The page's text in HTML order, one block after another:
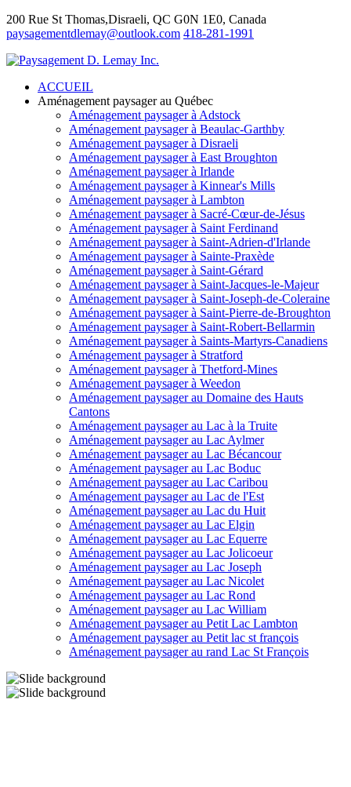
200 Rue St Thomas,Disraeli, QC G0N 1E0, Canada
paysagementdlemay@outlook.com 418-281-1991
ACCUEIL
Aménagement paysager au Québec
Aménagement paysager à Adstock
Aménagement paysager à Beaulac-Garthby
Aménagement paysager à Disraeli
Aménagement paysager à East Broughton
Aménagement paysager à Irlande
Aménagement paysager à Kinnear's Mills
Aménagement paysager à Lambton
Aménagement paysager à Sacré-Cœur-de-Jésus
Aménagement paysager à Saint Ferdinand
Aménagement paysager à Saint-Adrien-d'Irlande
Aménagement paysager à Sainte-Praxède
Aménagement paysager à Saint-Gérard
Aménagement paysager à Saint-Jacques-le-Majeur
Aménagement paysager à Saint-Joseph-de-Coleraine
Aménagement paysager à Saint-Pierre-de-Broughton
Aménagement paysager à Saint-Robert-Bellarmin
Aménagement paysager à Saints-Martyrs-Canadiens
Aménagement paysager à Stratford
Aménagement paysager à Thetford-Mines
Aménagement paysager à Weedon
Aménagement paysager au Domaine des Hauts
Cantons
Aménagement paysager au Lac à la Truite
Aménagement paysager au Lac Aylmer
Aménagement paysager au Lac Bécancour
Aménagement paysager au Lac Boduc
Aménagement paysager au Lac Caribou
Aménagement paysager au Lac de l'Est
Aménagement paysager au Lac du Huit
Aménagement paysager au Lac Elgin
Aménagement paysager au Lac Equerre
Aménagement paysager au Lac Jolicoeur
Aménagement paysager au Lac Joseph
Aménagement paysager au Lac Nicolet
Aménagement paysager au Lac Rond
Aménagement paysager au Lac William
Aménagement paysager au Petit Lac Lambton
Aménagement paysager au Petit lac st françois
Aménagement paysager au rand Lac St François